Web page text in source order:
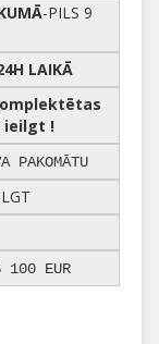
-PILS 9
LAIKĀ
ieilgt !
PAKOMĀTU
100 EUR